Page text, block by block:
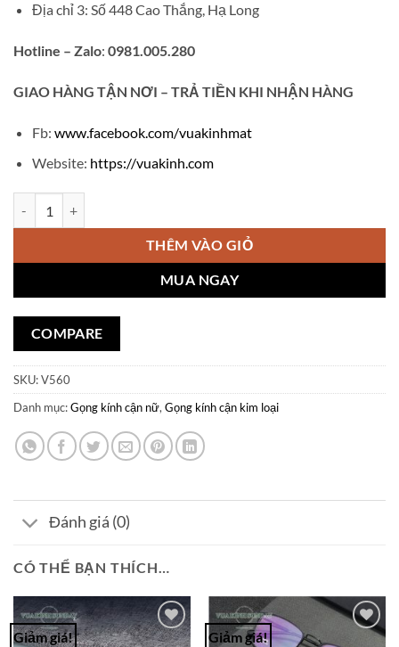
Địa chỉ 3: Số 448 Cao Thắng, Hạ Long
Hotline – Zalo: 0981.005.280
GIAO HÀNG TẬN NƠI – TRẢ TIỀN KHI NHẬN HÀNG
Fb: www.facebook.com/vuakinhmat
Website: https://vuakinh.com
THÊM VÀO GIỎ
MUA NGAY
COMPARE
SKU:V560
Danh mục:Gọng kính cận nữ, Gọng kính cận kim loại
Đánh giá (0)
CÓ THỂ BẠN THÍCH…
Giảm giá! Add to Giảm giá!